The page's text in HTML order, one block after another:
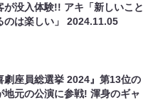
が没入体験!! アキ「新しいこと
のは楽しい」2024.11.05
劇座員総選挙 2024』第13位の
地元の公演に参戦! 渾身のギャ